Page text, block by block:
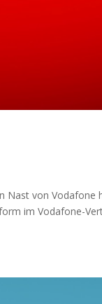
von Vodafone
im Vodafone-